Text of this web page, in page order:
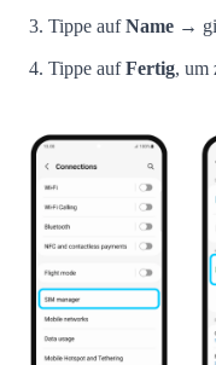
Tippe aufName →
Tippe aufFertig, um